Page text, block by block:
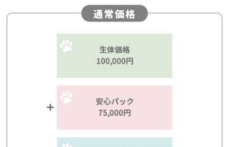
通常価格
生体価格
100,000円
安心パック
75,000円